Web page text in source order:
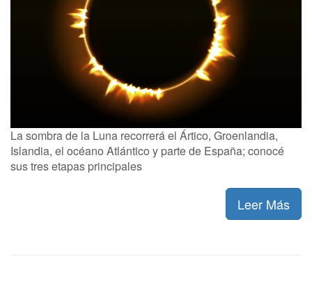
La sombra de la Luna recorrerá el Ártico, Groenlandia,
Islandia, el océano Atlántico y parte de España; conocé
sus tres etapas principales
Leer Más